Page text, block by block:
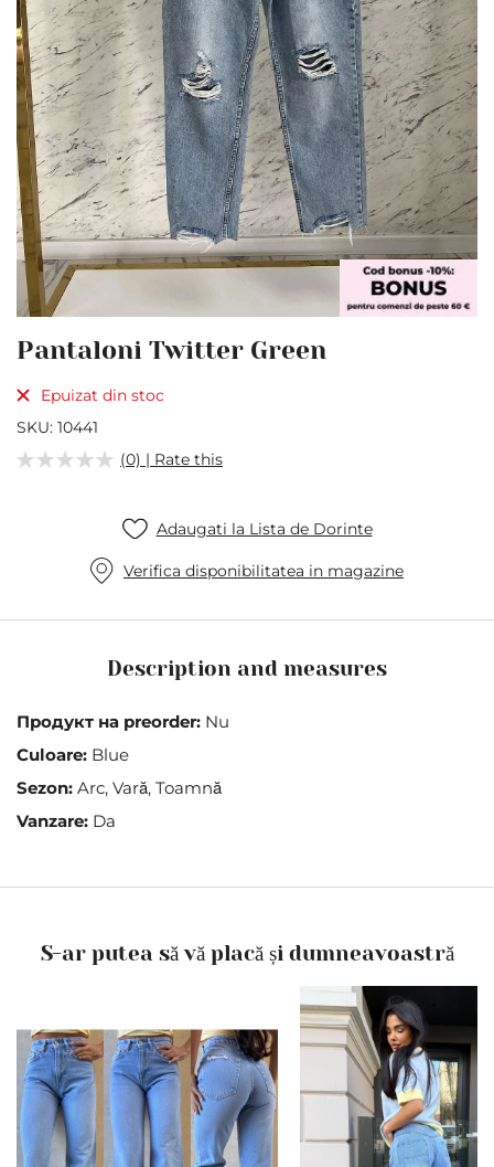
to
beginning
of
the
images
Pantaloni Twitter Green
Epuizat din stoc
SKU 10441
(0) | Rate this
Adaugati la Lista de Dorinte
Verifica disponibilitatea in magazine
Description and measures
Продукт на preorder: Nu
Culoare: Blue
Sezon: Arc, Vară, Toamnă
Vanzare: Da
S-ar putea să vă placă și dumneavoastră